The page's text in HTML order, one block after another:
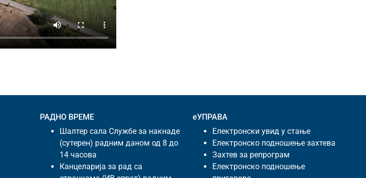
РАДНО ВРЕМЕ
Шалтер сала Службе за накнаде
(сутерен) радним даном од 8 до
14 часова
Канцеларија за рад са
еУПРАВА
Електронски увид у стање
Електронско подношење захтева
Захтев за репрограм
Електронско подношење